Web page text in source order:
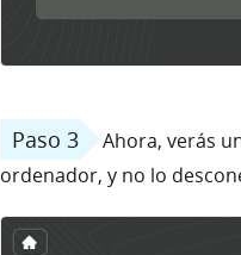
Paso 3
Ahora, verás
ordenador, y no lo